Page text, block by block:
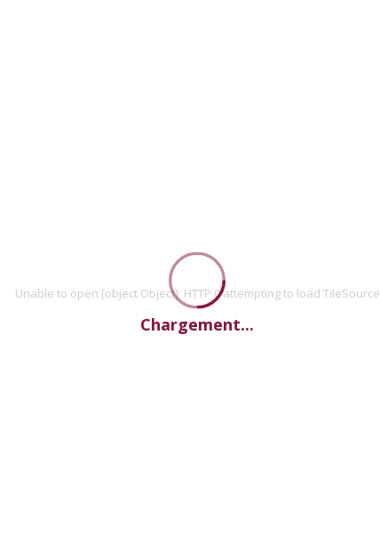
Unable to open [object Object]: HTTP 0 attempting to load TileSource
Chargement...